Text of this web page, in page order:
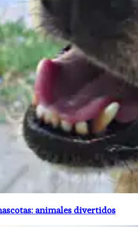
animales divertidos